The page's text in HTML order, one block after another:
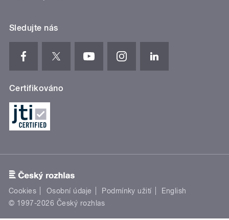
Sledujte nás
Certifikováno
Cookies Osobní údaje Podmínky užití
English
© 1997-2026 Český rozhlas